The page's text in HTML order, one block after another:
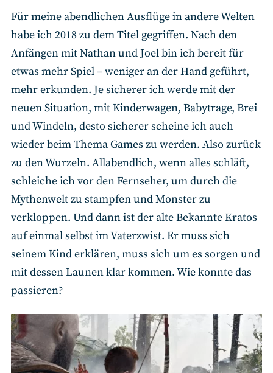
Für meine abendlichen Ausflüge in andere Welten
habe ich 2018 zu dem Titel gegriffen. Nach den
Anfängen mit Nathan und Joel bin ich bereit für
etwas mehr Spiel – weniger an der Hand geführt,
mehr erkunden. Je sicherer ich werde mit der
neuen Situation, mit Kinderwagen, Babytrage, Brei
und Windeln, desto sicherer scheine ich auch
wieder beim Thema Games zu werden. Also zurück
zu den Wurzeln. Allabendlich, wenn alles schläft,
schleiche ich vor den Fernseher, um durch die
Mythenwelt zu stampfen und Monster zu
verkloppen. Und dann ist der alte Bekannte Kratos
auf einmal selbst im Vaterzwist. Er muss sich
seinem Kind erklären, muss sich um es sorgen und
mit dessen Launen klar kommen. Wie konnte das
passieren?